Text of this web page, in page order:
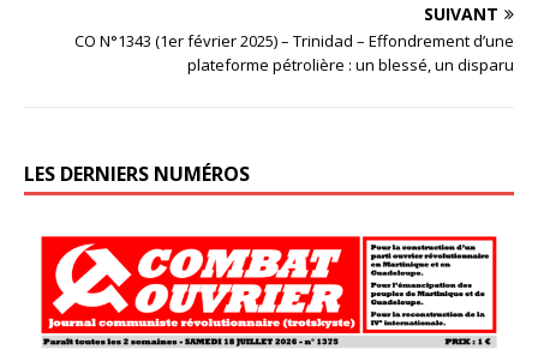
SUIVANT
CO N°1343 (1er février 2025) – Trinidad – Effondrement d’une
plateforme pétrolière : un blessé, un disparu
LES DERNIERS NUMÉROS